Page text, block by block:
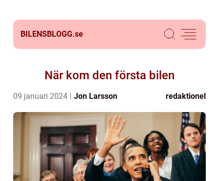
BILENSBLOGG.se
När kom den första bilen
09 januari 2024 Jon Larsson redaktionel